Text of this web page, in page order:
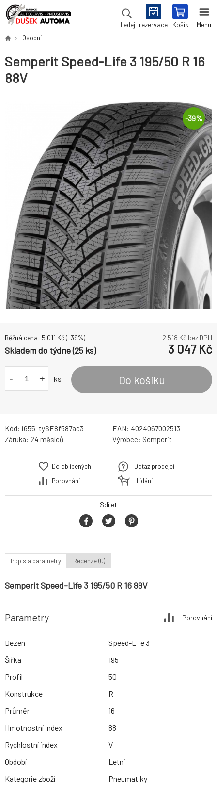
Hledej rezervace Košík Menu
Osobní
Semperit Speed-Life 3 195/50 R 16
88V
-39%
Běžná cena: 5 011Kč(-39%) 2 518 Kč bez DPH
Skladem do týdne (25 ks) 3 047Kč
- + ks Do košíku
Kód: i655_tySE8f587ac3 EAN: 4024067002513
Záruka: 24 měsíců Výrobce: Semperit
Do oblíbených
Porovnání
Dotaz prodejci
Hlídání
Sdílet
Popis a parametry Recenze (0)
Semperit Speed-Life 3 195/50 R 16 88V
Parametry Porovnání
Dezen
Speed-Life 3
Šířka
195
Profil
50
Konstrukce
R
Průměr
16
Hmotnostní index
88
Rychlostní index
V
Období
Letní
Kategorie zboží
Pneumatiky